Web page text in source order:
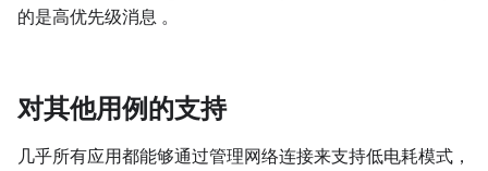
的是高优先级消息 。
对其他用例的支持
几乎所有应用都能够通过管理网络连接来支持低电耗模式，